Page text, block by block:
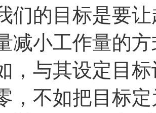
们的目标是要
减小工作量的
，与其设定目
，不如把目标